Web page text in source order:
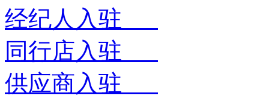
经纪人入驻
同行店入驻
供应商入驻